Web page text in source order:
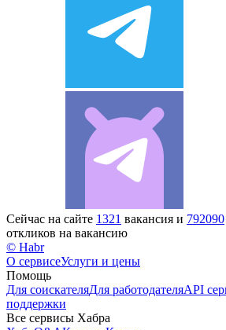
Сейчас на сайте 1321 вакансия и 792090
откликов на вакансию
© Habr
О сервисеУслуги и цены
Помощь
Для соискателяДля работодателяAPI
поддержки
Все сервисы Хабра